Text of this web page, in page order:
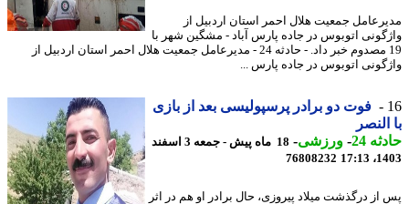
جمعیت هلال احمر استان اردبیل از
اتوبوس در جاده پارس آباد - مشگین شهر با
19 مصدوم خبر داد. - حادثه 24 - مدیرعامل جمعیت هلال احمر استان اردبیل از
اتوبوس در جاده پارس ...
فوت دو برادر پرسپولیسی بعد از بازی
24
-ورزشی-
18 ماه پیش - جمعه 3 اسفند
76808232
درگذشت میلاد پیروزی، حال برادر او هم در اثر